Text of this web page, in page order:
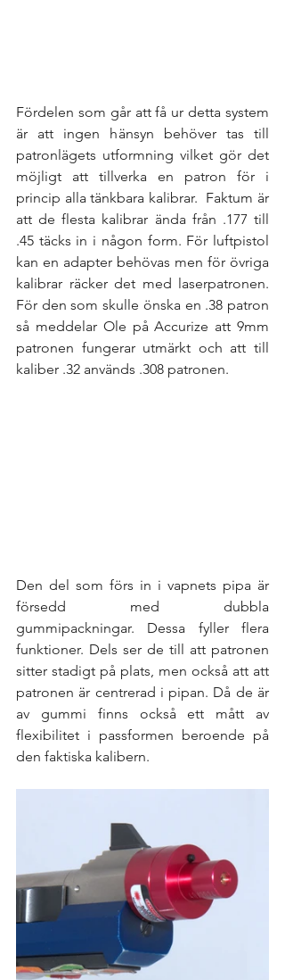
Fördelen som går att få ur detta system
är att ingen hänsyn behöver tas till
patronlägets utformning vilket gör det
möjligt att tillverka en patron för i
princip alla tänkbara kalibrar.  Faktum är
att de flesta kalibrar ända från .177 till
.45 täcks in i någon form. För luftpistol
kan en adapter behövas men för övriga
kalibrar räcker det med laserpatronen.
För den som skulle önska en .38 patron
så meddelar Ole på Accurize att 9mm
patronen fungerar utmärkt och att till
kaliber .32 används .308 patronen.
Den del som förs in i vapnets pipa är
försedd med dubbla
gummipackningar. Dessa fyller flera
funktioner. Dels ser de till att patronen
sitter stadigt på plats, men också att att
patronen är centrerad i pipan. Då de är
av gummi finns också ett mått av
flexibilitet i passformen beroende på
den faktiska kalibern.